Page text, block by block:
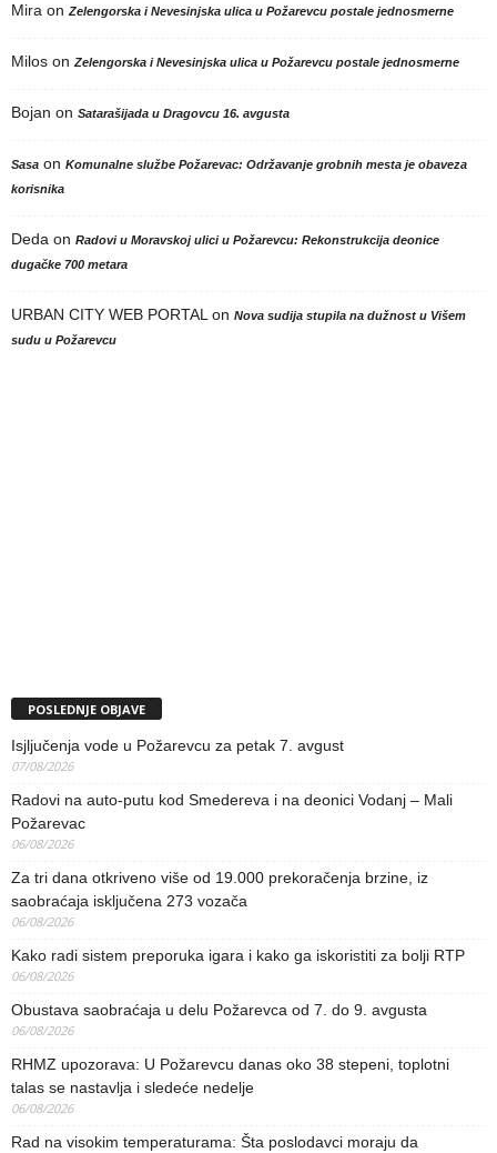
Mira on Zelengorska i Nevesinjska ulica u Požarevcu postale jednosmerne
Milos on Zelengorska i Nevesinjska ulica u Požarevcu postale jednosmerne
Bojan on Satarašijada u Dragovcu 16. avgusta
Sasa on Komunalne službe Požarevac: Održavanje grobnih mesta je obaveza
korisnika
Deda on Radovi u Moravskoj ulici u Požarevcu: Rekonstrukcija deonice
dugačke 700 metara
URBAN CITY WEB PORTAL on Nova sudija stupila na dužnost u Višem
sudu u Požarevcu
POSLEDNJE OBJAVE
Isjljučenja vode u Požarevcu za petak 7. avgust
07/08/2026
Radovi na auto-putu kod Smedereva i na deonici Vodanj – Mali
Požarevac
06/08/2026
Za tri dana otkriveno više od 19.000 prekoračenja brzine, iz
saobraćaja isključena 273 vozača
06/08/2026
Kako radi sistem preporuka igara i kako ga iskoristiti za bolji RTP
06/08/2026
Obustava saobraćaja u delu Požarevca od 7. do 9. avgusta
06/08/2026
RHMZ upozorava: U Požarevcu danas oko 38 stepeni, toplotni
talas se nastavlja i sledeće nedelje
06/08/2026
Rad na visokim temperaturama: Šta poslodavci moraju da